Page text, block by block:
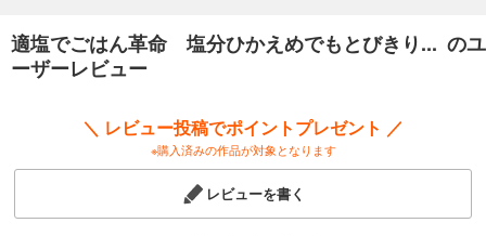
PART４ 見た目も満足！塩分ひかえめご飯と麺
PART５ おかずにもなる！塩分ひかえめスープと汁物
万能だし粉や減塩ダレなど、お役立ちレシピもいっぱい！
適塩でごはん革命 塩分ひかえめでもとびきり... のユ
ーザーレビュー
＼ レビュー投稿でポイントプレゼント ／
※購入済みの作品が対象となります
レビューを書く